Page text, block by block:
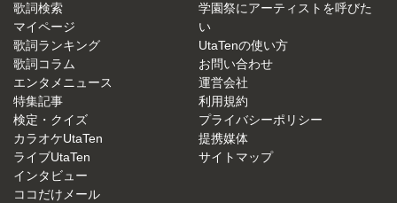
歌詞検索
マイページ
歌詞ランキング
歌詞コラム
エンタメニュース
特集記事
検定・クイズ
カラオケUtaTen
ライブUtaTen
インタビュー
ココだけメール
学園祭にアーティストを呼びた
い
UtaTenの使い方
お問い合わせ
運営会社
利用規約
プライバシーポリシー
提携媒体
サイトマップ